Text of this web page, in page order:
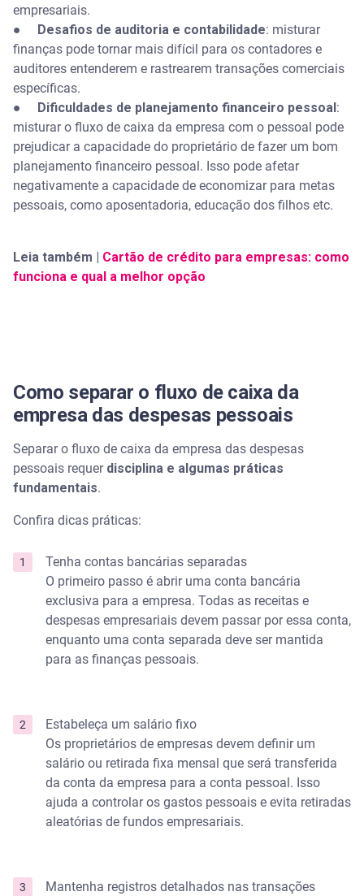
empresariais.
●
Desafios de auditoria e contabilidade: misturar
finanças pode tornar mais difícil para os contadores e
auditores entenderem e rastrearem transações comerciais
específicas.
●
Dificuldades de planejamento financeiro pessoal :
misturar o fluxo de caixa da empresa com o pessoal pode
prejudicar a capacidade do proprietário de fazer um bom
planejamento financeiro pessoal. Isso pode afetar
negativamente a capacidade de economizar para metas
pessoais, como aposentadoria, educação dos filhos etc.
Leia também | Cartão de crédito para empresas: como
funciona e qual a melhor opção
Como separar o fluxo de caixa da
empresa das despesas pessoais
Separar o fluxo de caixa da empresa das despesas
pessoais requer disciplina e algumas práticas
fundamentais.
Confira dicas práticas:
Tenha contas bancárias separadas
O primeiro passo é abrir uma conta bancária
exclusiva para a empresa. Todas as receitas e
despesas empresariais devem passar por essa conta,
enquanto uma conta separada deve ser mantida
para as finanças pessoais.
Estabeleça um salário fixo
Os proprietários de empresas devem definir um
salário ou retirada fixa mensal que será transferida
da conta da empresa para a conta pessoal. Isso
ajuda a controlar os gastos pessoais e evita retiradas
aleatórias de fundos empresariais.
Mantenha registros detalhados nas transações